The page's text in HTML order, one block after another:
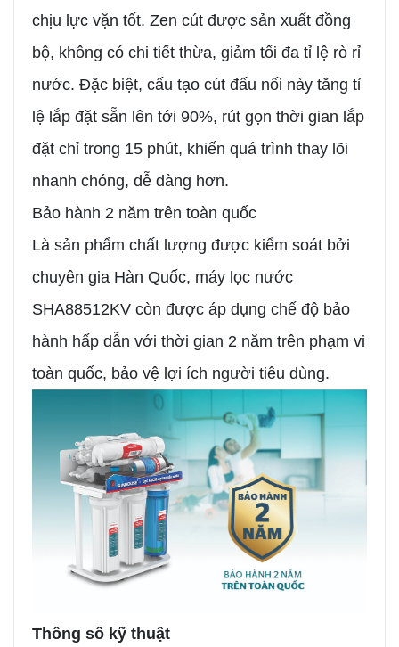
chịu lực vặn tốt. Zen cút được sản xuất đồng
bộ, không có chi tiết thừa, giảm tối đa tỉ lệ rò rỉ
nước. Đặc biệt, cấu tạo cút đấu nối này tăng tỉ
lệ lắp đặt sẵn lên tới 90%, rút gọn thời gian lắp
đặt chỉ trong 15 phút, khiến quá trình thay lõi
nhanh chóng, dễ dàng hơn.
Bảo hành 2 năm trên toàn quốc
Là sản phẩm chất lượng được kiểm soát bởi
chuyên gia Hàn Quốc, máy lọc nước
SHA88512KV còn được áp dụng chế độ bảo
hành hấp dẫn với thời gian 2 năm trên phạm vi
toàn quốc, bảo vệ lợi ích người tiêu dùng.
Thông số kỹ thuật